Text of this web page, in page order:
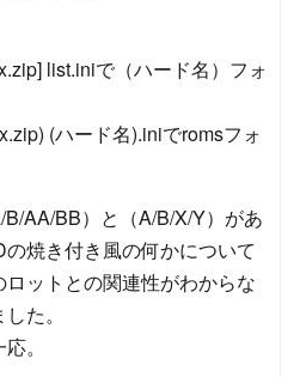
list.iniで（ハード名）フォ
(ハード名).iniでromsフォ
AA/BB）と（A/B/X/Y）があ
焼き付き風の何かについて
ットとの関連性がわからな
た。
。